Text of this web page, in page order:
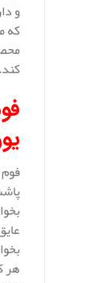
و
که
کند.
هر